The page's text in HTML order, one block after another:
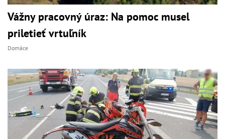
Vážny pracovný úraz: Na pomoc musel
priletieť vrtuľník
Domáce